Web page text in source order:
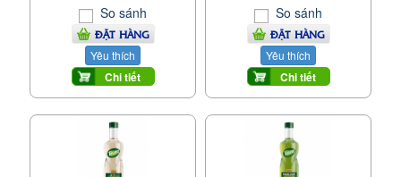
So sánh
ĐẶT HÀNG
Yêu thích
Chi tiết
So sánh
ĐẶT HÀNG
Yêu thích
Chi tiết